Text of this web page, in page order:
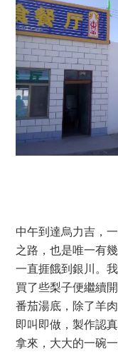
中午到達烏力吉，
之路，也是唯一有
一直捱餓到銀川。
買了些梨子便繼續
番茄湯底，除了羊
即叫即做，製作認
拿來，大大的一碗